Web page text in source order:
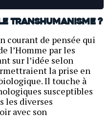
le transhumanisme ?
courant de pensée qui
l’Homme par les
sur l’idée selon
la prise en
Il touche à
susceptibles
les diverses
avec son